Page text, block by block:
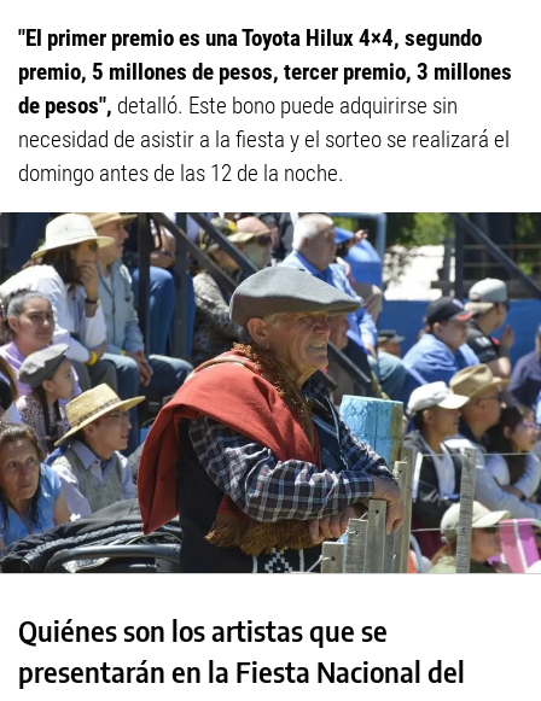
"El primer premio es una Toyota Hilux 4×4, segundo
premio, 5 millones de pesos, tercer premio, 3 millones
de pesos", detalló. Este bono puede adquirirse sin
necesidad de asistir a la fiesta y el sorteo se realizará el
domingo antes de las 12 de la noche.
Quiénes son los artistas que se
presentarán en la Fiesta Nacional del